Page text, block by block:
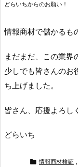
どらいちからのお願い！
情報商材で儲かるも
まだまだ、この業界
少しでも皆さんのお
ち上げました。
皆さん、応援よろし
どらいち
 情報商材検証 ,